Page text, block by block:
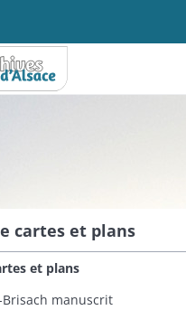
- Colmar
cartes et plans
et plans
Brisach manuscrit